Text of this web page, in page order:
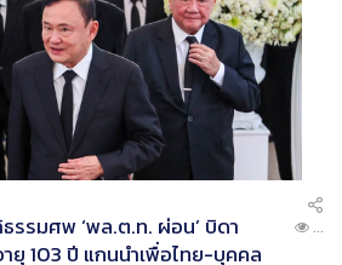
581) ตั้งข้อสังเกตถึงปัจจัยสำคัญจาก
ลทักษิณ ชินวัตร ที่ทำให้พลเอก
มารถขึ้นดำรงตำแหน่งผู้บัญชาการ
วงษ์สุวรรณ มีความคุ้นเคยกลุ่ม
รรคไทยรักไทย เช่น กลุ่มนายเสนาะ
หญิงสุดารัตน์ เกยุราพันธุ์
งษ์สุวรรณ มีความใกล้ชิดกับสถาบัน
รมศพ ‘พล.ต.ท. ผ่อน’ บิดา
ยุ 103 ปี แกนนำเพื่อไทย-บุคคล
...